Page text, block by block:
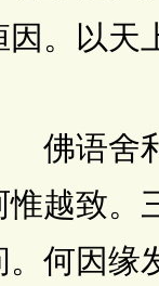
因。以天
语舍利
惟越致。
。何因缘